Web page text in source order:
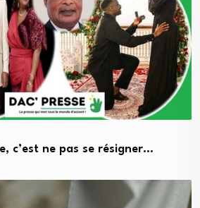
c’est ne pas se résigner…